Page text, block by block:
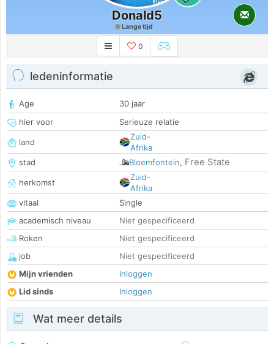
Donald5
Lange tijd
0
ledeninformatie
Age
30 jaar
hier voor
Serieuze relatie
land
Zuid-
Afrika
stad
Bloemfontein, Free State
herkomst
Zuid-
Afrika
vitaal
Single
academisch niveau
Niet gespecificeerd
Roken
Niet gespecificeerd
job
Niet gespecificeerd
Mijn vrienden
Inloggen
Lid sinds
Inloggen
Wat meer details